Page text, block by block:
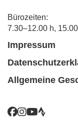
Bürozeiten:
7.30–12.00 h,
Impressum
Allgemeine